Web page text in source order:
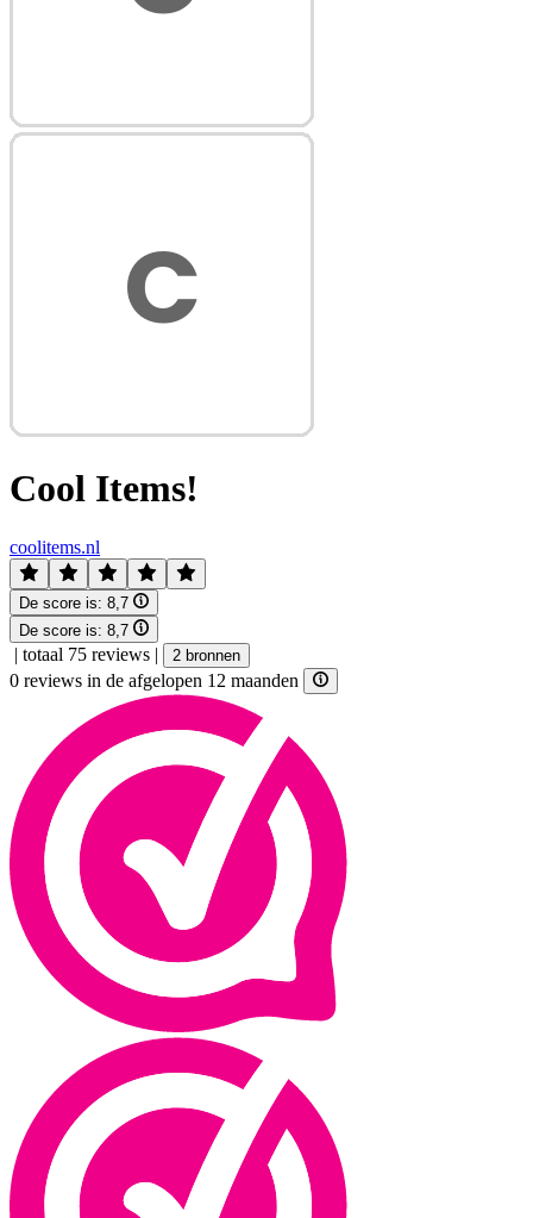
Cool Items!
coolitems.nl
De score is: 8,7
De score is: 8,7
| totaal 75 reviews | 2 bronnen
0 reviews in de afgelopen 12 maanden